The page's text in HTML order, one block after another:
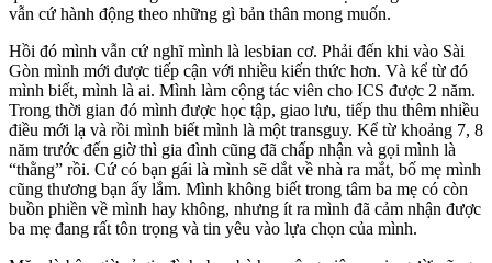
vẫn cứ hành động theo những gì bản thân mong muốn.
Hồi đó mình vẫn cứ nghĩ mình là lesbian cơ. Phải đến khi vào Sài
Gòn mình mới được tiếp cận với nhiều kiến thức hơn. Và kể từ đó
mình biết, mình là ai. Mình làm cộng tác viên cho ICS được 2 năm.
Trong thời gian đó mình được học tập, giao lưu, tiếp thu thêm nhiều
điều mới lạ và rồi mình biết mình là một transguy. Kể từ khoảng 7, 8
năm trước đến giờ thì gia đình cũng đã chấp nhận và gọi mình là
“thằng” rồi. Cứ có bạn gái là mình sẽ dắt về nhà ra mắt, bố mẹ mình
cũng thương bạn ấy lắm. Mình không biết trong tâm ba mẹ có còn
buồn phiền về mình hay không, nhưng ít ra mình đã cảm nhận được
ba mẹ đang rất tôn trọng và tin yêu vào lựa chọn của mình.